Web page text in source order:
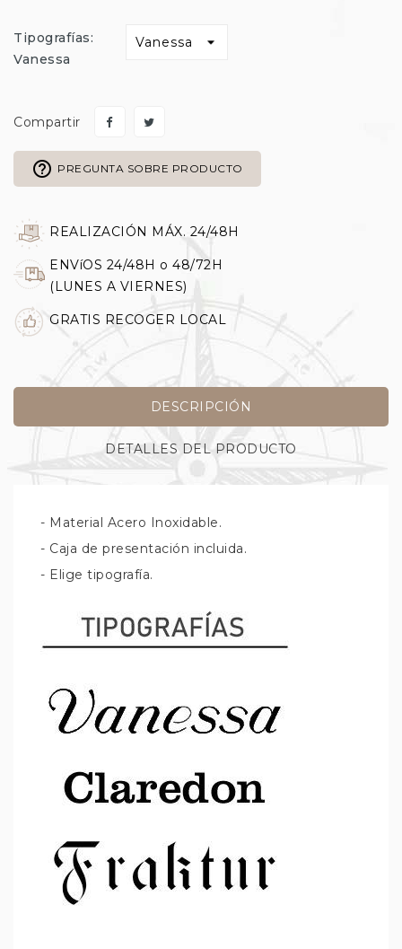
Tipografías:
Vanessa
Compartir
help_outline PREGUNTA SOBRE PRODUCTO
REALIZACIÓN MÁX. 24/48H
ENVíOS 24/48H o 48/72H
(LUNES A VIERNES)
GRATIS RECOGER LOCAL
DESCRIPCIÓN
DETALLES DEL PRODUCTO
- Material Acero Inoxidable.
- Caja de presentación incluida.
- Elige tipografía.